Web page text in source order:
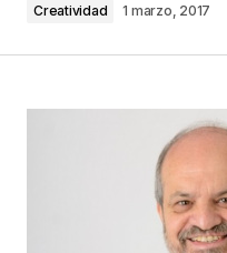
*
Creatividad 1 marzo, 2017